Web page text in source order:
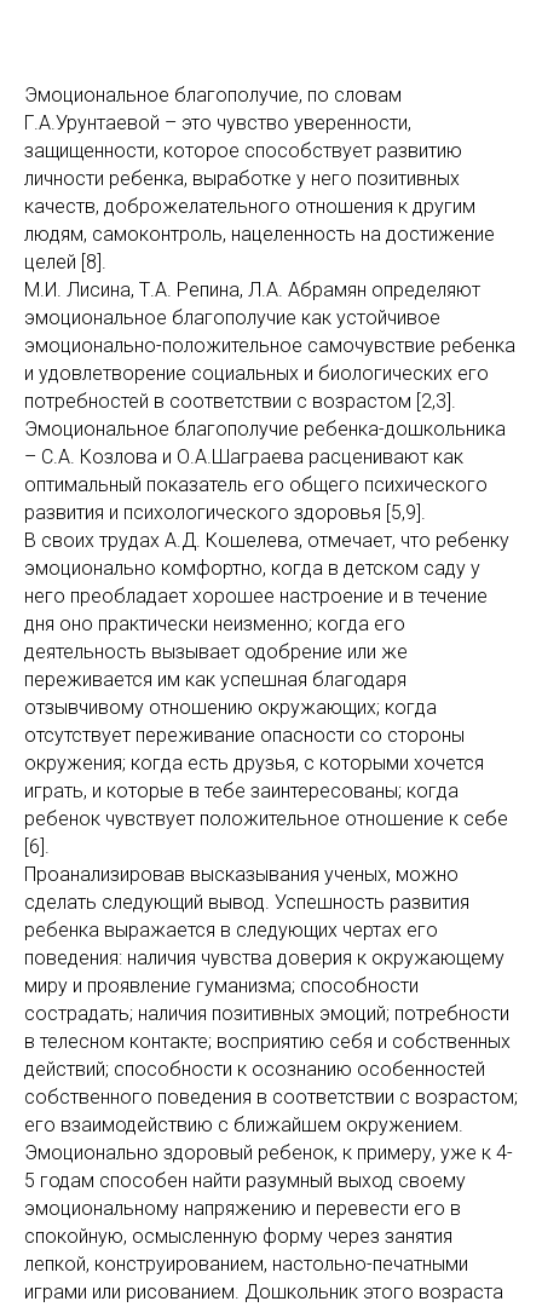
Эмоциональное благополучие, по словам
Г.А.Урунтаевой – это чувство уверенности,
защищенности, которое способствует развитию
личности ребенка, выработке у него позитивных
качеств, доброжелательного отношения к другим
людям, самоконтроль, нацеленность на достижение
целей [8].
М.И. Лисина, Т.А. Репина, Л.А. Абрамян определяют
эмоциональное благополучие как устойчивое
эмоционально-положительное самочувствие ребенка
и удовлетворение социальных и биологических его
потребностей в соответствии с возрастом [2,3].
Эмоциональное благополучие ребенка-дошкольника
– С.А. Козлова и О.А.Шаграева расценивают как
оптимальный показатель его общего психического
развития и психологического здоровья [5,9].
В своих трудах А.Д. Кошелева, отмечает, что ребенку
эмоционально комфортно, когда в детском саду у
него преобладает хорошее настроение и в течение
дня оно практически неизменно; когда его
деятельность вызывает одобрение или же
переживается им как успешная благодаря
отзывчивому отношению окружающих; когда
отсутствует переживание опасности со стороны
окружения; когда есть друзья, с которыми хочется
играть, и которые в тебе заинтересованы; когда
ребенок чувствует положительное отношение к себе
[6].
Проанализировав высказывания ученых, можно
сделать следующий вывод. Успешность развития
ребенка выражается в следующих чертах его
поведения: наличия чувства доверия к окружающему
миру и проявление гуманизма; способности
сострадать; наличия позитивных эмоций; потребности
в телесном контакте; восприятию себя и собственных
действий; способности к осознанию особенностей
собственного поведения в соответствии с возрастом;
его взаимодействию с ближайшем окружением.
Эмоционально здоровый ребенок, к примеру, уже к 4-
5 годам способен найти разумный выход своему
эмоциональному напряжению и перевести его в
спокойную, осмысленную форму через занятия
лепкой, конструированием, настольно-печатными
играми или рисованием. Дошкольник этого возраста